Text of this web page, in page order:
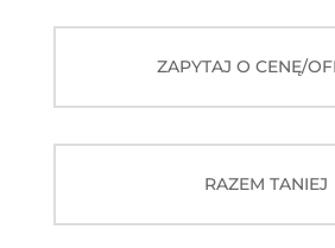
ZAPYTAJ O CENĘ/
RAZEM TANIEJ